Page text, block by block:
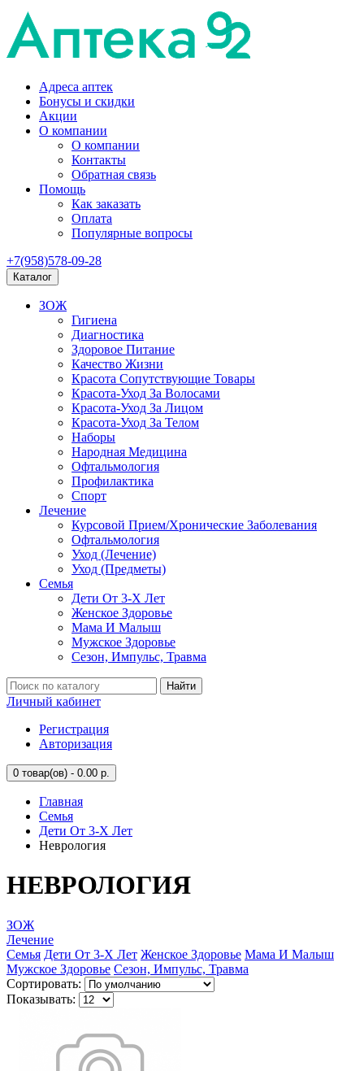
Адреса аптек
Бонусы и скидки
Акции
О компании
О компании
Контакты
Обратная связь
Помощь
Как заказать
Оплата
Популярные вопросы
+7(958)578-09-28
Каталог
ЗОЖ
Гигиена
Диагностика
Здоровое Питание
Качество Жизни
Красота Сопутствующие Товары
Красота-Уход За Волосами
Красота-Уход За Лицом
Красота-Уход За Телом
Наборы
Народная Медицина
Офтальмология
Профилактика
Спорт
Лечение
Курсовой Прием/Хронические Заболевания
Офтальмология
Уход (Лечение)
Уход (Предметы)
Семья
Дети От 3-Х Лет
Женское Здоровье
Мама И Малыш
Мужское Здоровье
Сезон, Импульс, Травма
Найти
Личный кабинет
Регистрация
Авторизация
0 товар(ов) - 0.00 р.
Главная
Семья
Дети От 3-Х Лет
Неврология
НЕВРОЛОГИЯ
ЗОЖ
Лечение
Семья Дети От 3-Х Лет Женское Здоровье Мама И Малыш
Мужское Здоровье Сезон, Импульс, Травма
Сортировать:
Показывать: